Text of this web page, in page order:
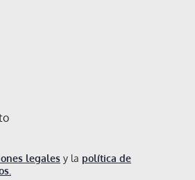
legales y la política de